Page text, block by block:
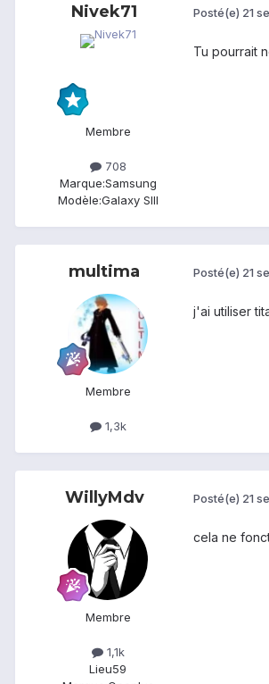
Nivek71
Membre
708
Marque:Samsung
Modèle:Galaxy SIII
Posté(e) 21
Tu pourrait
multima
Membre
1,3k
Posté(e) 21
j'ai utiliser
WillyMdv
Membre
1,1k
Lieu59
Posté(e) 21
cela ne